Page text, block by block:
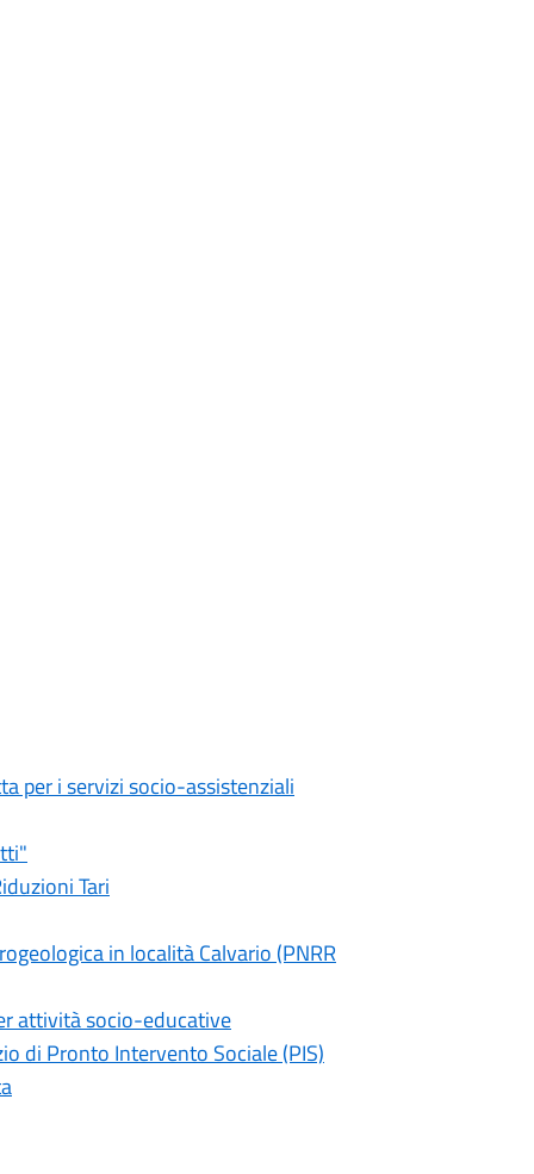
per i servizi socio-assistenziali
Tari
in località Calvario (PNRR
attività socio-educative
di Pronto Intervento Sociale (PIS)